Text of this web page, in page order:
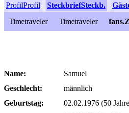
ProfilProfil SteckbriefSteckb.
Timetraveler
Timetraveler
Name:
Samuel
Geschlecht:
männlich
Geburtstag:
02.02.1976 (50